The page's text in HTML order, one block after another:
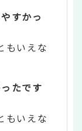
すかっ
もいえな
たです
もいえな